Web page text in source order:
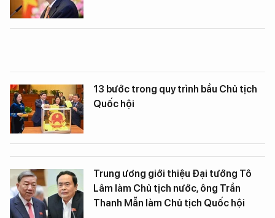
13 bước trong quy trình bầu Chủ tịch
Quốc hội
Trung ương giới thiệu Đại tướng Tô
Lâm làm Chủ tịch nước, ông Trần
Thanh Mẫn làm Chủ tịch Quốc hội